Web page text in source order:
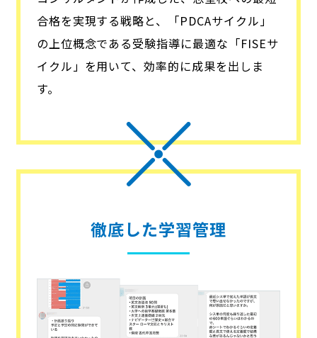
合格を実現する戦略と、「PDCAサイクル」
の上位概念である受験指導に最適な「FISEサ
イクル」を用いて、効率的に成果を出しま
す。
徹底した学習管理